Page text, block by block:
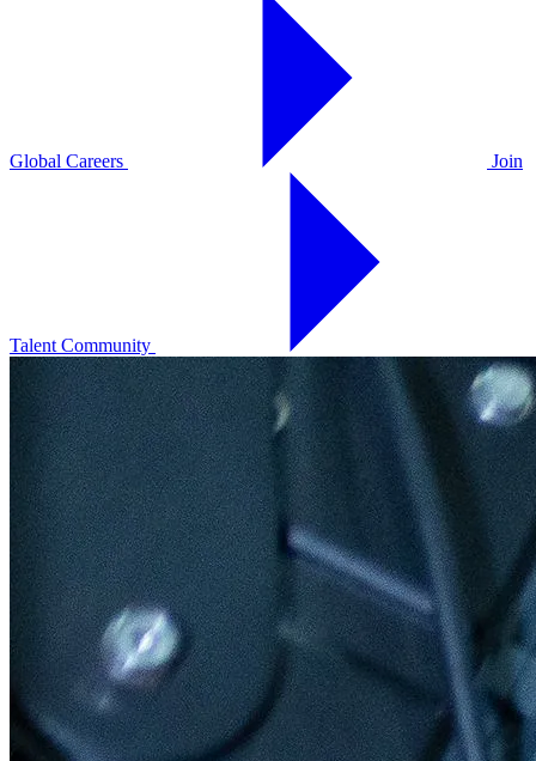
Global Careers Join
Talent Community